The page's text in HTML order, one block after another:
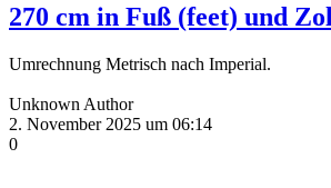
270 cm in Fuß (feet) und
Umrechnung Metrisch nach Imperial.
Unknown Author
2. November 2025 um 06:14
0